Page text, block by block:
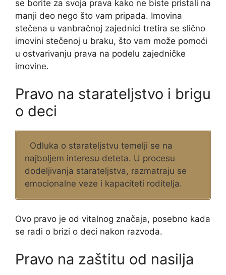
se borite za svoja prava kako ne biste pristali na
manji deo nego što vam pripada. Imovina
stečena u vanbračnoj zajednici tretira se slično
imovini stečenoj u braku, što vam može pomoći
u ostvarivanju prava na podelu zajedničke
imovine.
Pravo na starateljstvo i brigu
o deci
Odluka o starateljstvu temelji se na
najboljem interesu deteta. U procesu
dodeljivanja starateljstva, razmatraju se
emocionalne veze i kapaciteti roditelja.
Ovo pravo je od vitalnog značaja, posebno kada
se radi o brizi o deci nakon razvoda.
Pravo na zaštitu od nasilja